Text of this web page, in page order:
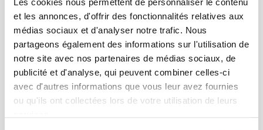
Les cookies nous permettent de personnaliser le contenu
et les annonces, d'offrir des fonctionnalités relatives aux
médias sociaux et d'analyser notre trafic. Nous
partageons également des informations sur l'utilisation de
notre site avec nos partenaires de médias sociaux, de
publicité et d'analyse, qui peuvent combiner celles-ci
avec d'autres informations que vous leur avez fournies
ou qu'ils ont collectées lors de votre utilisation de leurs
Maison d'édition dédiée aux sciences humaines et sociales, les
Presses de Sciences Po participent depuis leur création en 1976
à la transmission des savoirs et des idéescontinuer
CONTACTS
FOREIGN RIGHTS